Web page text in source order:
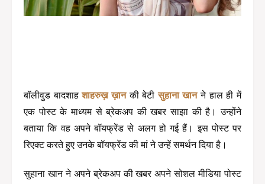
बॉलीवुड बादशाह शाहरुख़ ख़ान की बेटी सुहाना खान ने हाल ही में
एक पोस्ट के माध्यम से ब्रेकअप की खबर साझा की है। उन्होंने
बताया कि वह अपने बॉयफ्रेंड से अलग हो गई हैं। इस पोस्ट पर
रिएक्ट करते हुए उनके बॉयफ्रेंड की मां ने उन्हें समर्थन दिया है।
सुहाना खान ने अपने ब्रेकअप की खबर अपने सोशल मीडिया पोस्ट